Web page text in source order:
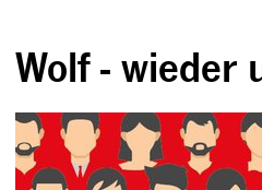
Wolf - wieder